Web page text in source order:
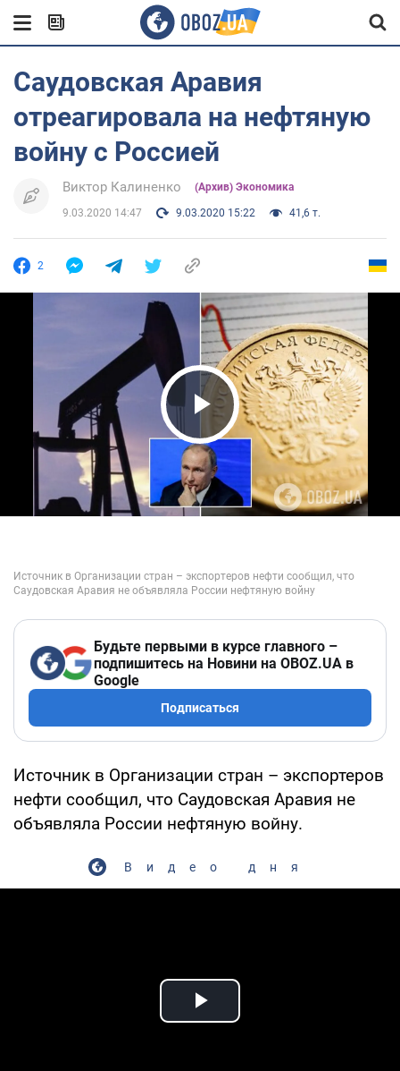
Саудовская Аравия
отреагировала на нефтяную
войну с Россией
Виктор Калиненко (Архив) Экономика
9.03.2020 14:47 9.03.2020 15:22 41,6 т.
2
Play Video
Будьте первыми в курсе главного –
подпишитесь на Новини на OBOZ.UA в
Google
Подписаться
Источник в Организации стран – экспортеров
нефти сообщил, что Саудовская Аравия не
объявляла России нефтяную войну.
Видео дня
Play Video